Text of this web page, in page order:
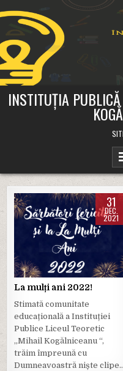
to
INSTITUȚIA
31
DEC.
2021
Posted
La mulți ani 2022!
Stimată comunitate
educațională a Instituției
Publice Liceul Teoretic
,,Mihail Kogălniceanu “,
trăim împreună cu
Dumneavoastră niște